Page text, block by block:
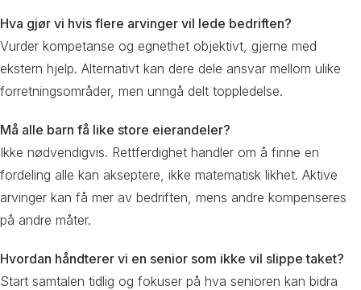
Hva gjør vi hvis flere arvinger vil lede bedriften?
Vurder kompetanse og egnethet objektivt, gjerne med
ekstern hjelp. Alternativt kan dere dele ansvar mellom ulike
forretningsområder, men unngå delt toppledelse.
Må alle barn få like store eierandeler?
Ikke nødvendigvis. Rettferdighet handler om å finne en
fordeling alle kan akseptere, ikke matematisk likhet. Aktive
arvinger kan få mer av bedriften, mens andre kompenseres
på andre måter.
Hvordan håndterer vi en senior som ikke vil slippe taket?
Start samtalen tidlig og fokuser på hva senioren kan bidra